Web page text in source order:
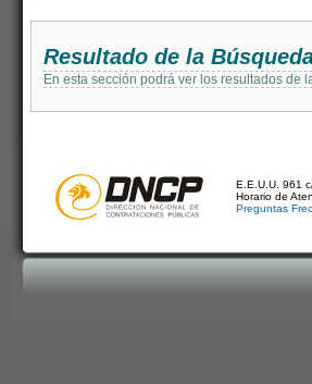
Resultado de la
En esta sección podrá ver los resultados de
E.E.U.U. 961
Horario de
Preguntas